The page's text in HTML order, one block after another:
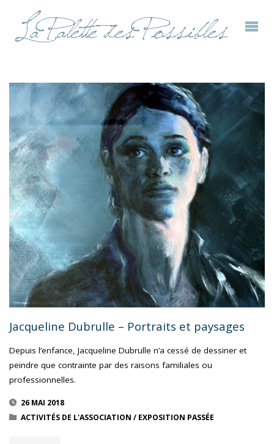
Jacqueline Dubrulle – Portraits et paysages
Depuis l’enfance, Jacqueline Dubrulle n’a cessé de dessiner et
peindre que contrainte par des raisons familiales ou
professionnelles.
26 MAI 2018
ACTIVITÉS DE L'ASSOCIATION / EXPOSITION PASSÉE